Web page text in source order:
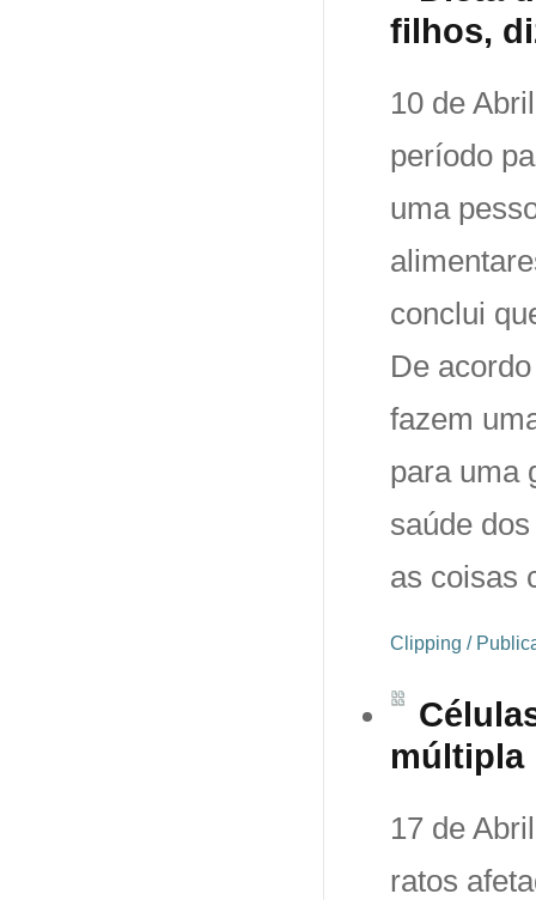
filhos,
10 de
período
uma
conclui
De
fazem
para uma
saúde
as coisas
Clipping /
múltipla
17 de
ratos